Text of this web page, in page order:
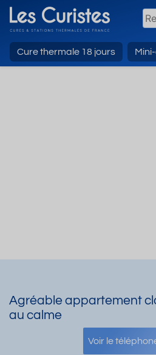
Cure thermale 18 jours
Agréable appartement
au calme
Voir le